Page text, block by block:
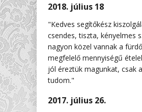
2018. július 18
"Kedves segítőkész
csendes, tiszta, kényelmes
nagyon közel vannak a
megfelelő mennyiségű
jól éreztük magunkat, csak
tudom."
2017. július 26.